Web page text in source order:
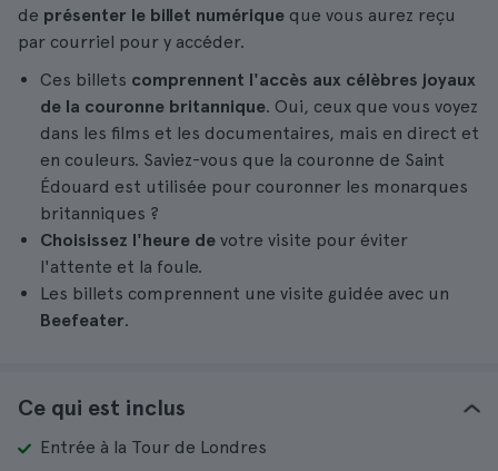
de présenter le billet numérique que vous aurez reçu
par courriel pour y accéder.
Ces billets comprennent l'accès aux célèbres joyaux
de la couronne britannique. Oui, ceux que vous voyez
dans les films et les documentaires, mais en direct et
en couleurs. Saviez-vous que la couronne de Saint
Édouard est utilisée pour couronner les monarques
britanniques ?
Choisissez l'heure de votre visite pour éviter
l'attente et la foule.
Les billets comprennent une visite guidée avec un
Beefeater.
Ce qui est inclus
Entrée à la Tour de Londres